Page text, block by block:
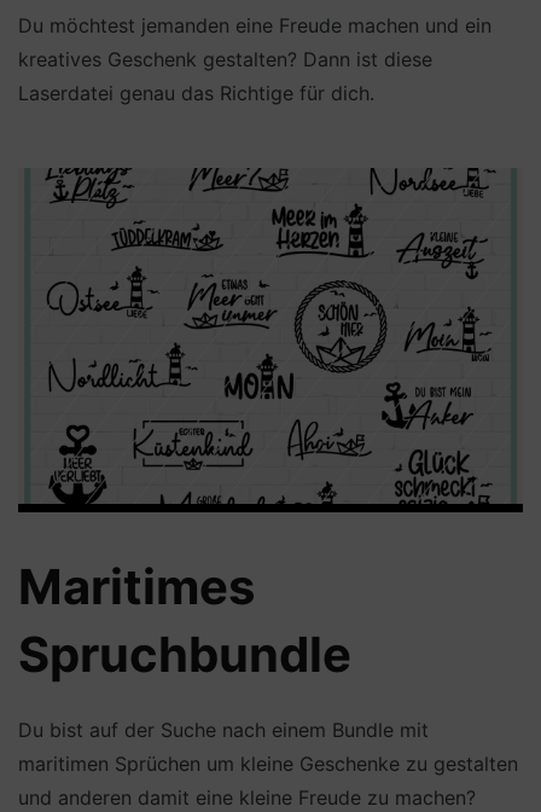
Du möchtest jemanden eine Freude machen und ein
kreatives Geschenk gestalten? Dann ist diese
Laserdatei genau das Richtige für dich.
Maritimes
Spruchbundle
Du bist auf der Suche nach einem Bundle mit
maritimen Sprüchen um kleine Geschenke zu gestalten
und anderen damit eine kleine Freude zu machen?